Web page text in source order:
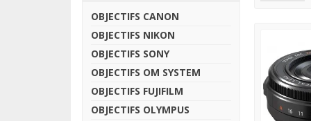
OBJECTIFS CANON
OBJECTIFS NIKON
OBJECTIFS SONY
OBJECTIFS OM SYSTEM
OBJECTIFS FUJIFILM
OBJECTIFS OLYMPUS